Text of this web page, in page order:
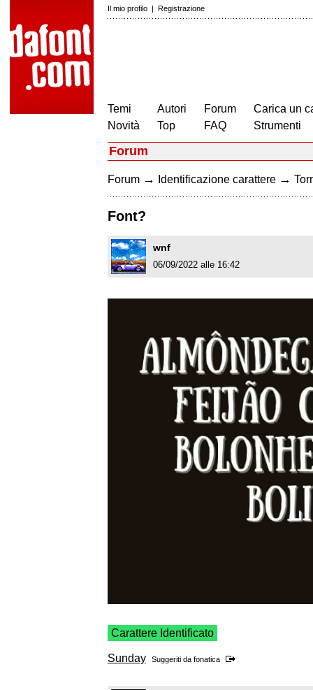
Il mio profilo | Registrazione
Temi
Novità
Autori
Top
Forum
FAQ
Carica un
Strumenti
Forum
Forum → Identificazione carattere →
Font?
wnf
06/09/2022 alle 16:42
Carattere Identificato
Sunday Suggeriti da fonatica